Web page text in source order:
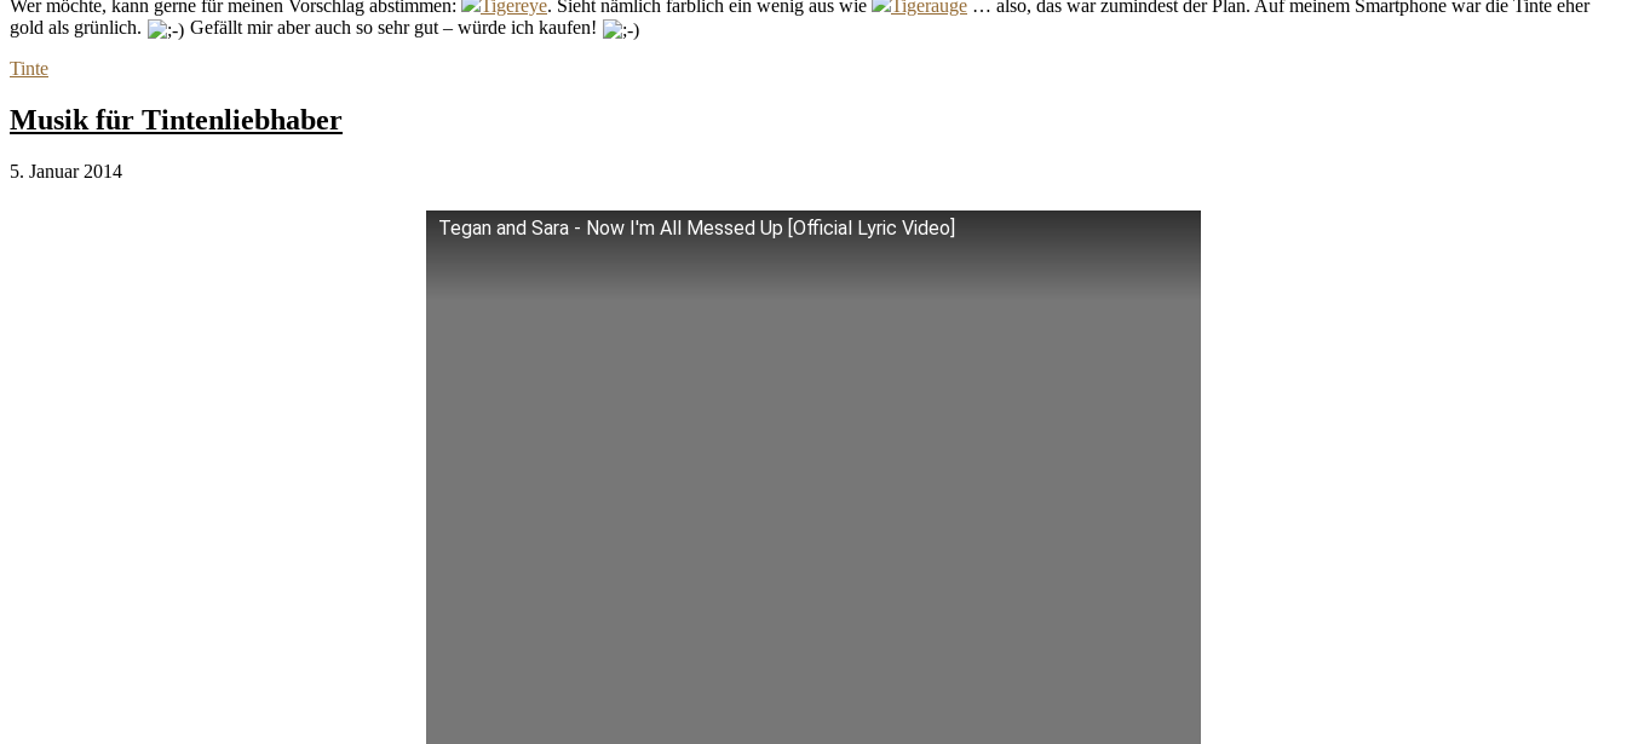
Wer möchte, kann gerne für meinen Vorschlag abstimmen: Tigereye. Sieht nämlich farblich ein wenig aus wie Tigerauge … also, das war zumindest der Plan. Auf meinem Smartphone war die Tinte eher
gold als grünlich.
Gefällt mir aber auch so sehr gut – würde ich kaufen!
Tinte
Musik für Tintenliebhaber
5. Januar 2014
Tegan and Sara - Now I'm All Messed Up [Official Lyric Video]